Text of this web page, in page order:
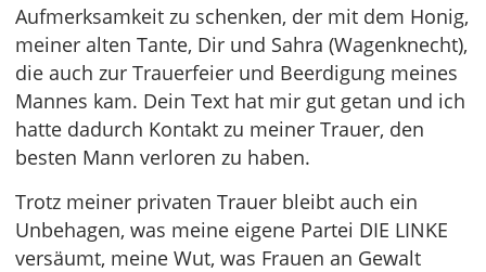
Aufmerksamkeit zu schenken, der mit dem Honig,
meiner alten Tante, Dir und Sahra (Wagenknecht),
die auch zur Trauerfeier und Beerdigung meines
Mannes kam. Dein Text hat mir gut getan und ich
hatte dadurch Kontakt zu meiner Trauer, den
besten Mann verloren zu haben.
Trotz meiner privaten Trauer bleibt auch ein
Unbehagen, was meine eigene Partei DIE LINKE
versäumt, meine Wut, was Frauen an Gewalt